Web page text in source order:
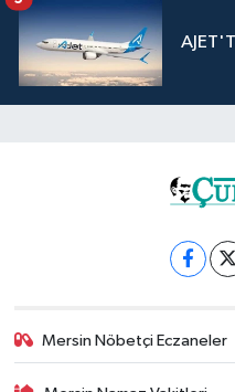
Mersin Nöbetçi Eczaneler